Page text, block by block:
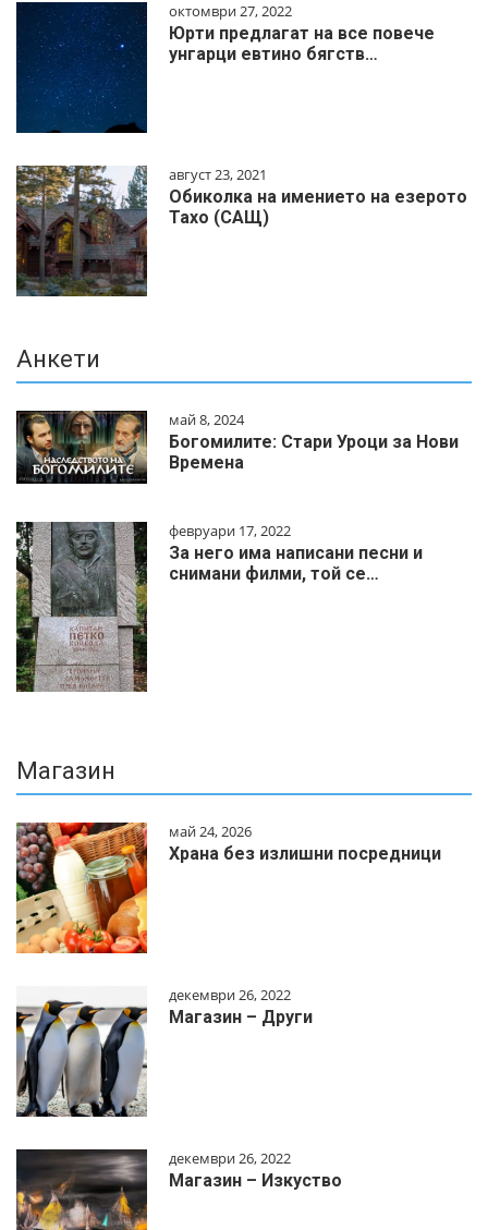
октомври 27, 2022
Юрти предлагат на все повече
унгарци евтино бягств…
август 23, 2021
Обиколка на имението на езерото
Тахо (САЩ)
Анкети
май 8, 2024
Богомилите: Стари Уроци за Нови
Времена
февруари 17, 2022
За него има написани песни и
снимани филми, той се…
Магазин
май 24, 2026
Храна без излишни посредници
декември 26, 2022
Магазин – Други
декември 26, 2022
Магазин – Изкуство